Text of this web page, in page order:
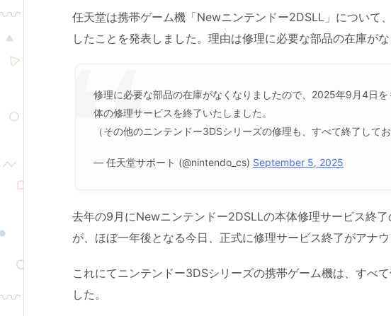
任天堂は携帯ゲーム機「Newニンテンドー2DSLL」について
したことを発表しました。理由は修理に必要な部品の在庫がな
修理に必要な部品の在庫がなくなりましたので、2025年9月4日
体の修理サービスを終了いたしました。
（その他のニンテンドー3DSシリーズの修理も、すべて終了して
— 任天堂サポート (@nintendo_cs) September 5, 2025
去年の9月にNewニンテンドー2DSLLの本体修理サービス終
が、ほぼ一年後となる今日、正式に修理サービス終了がアナウ
これにてニンテンドー3DSシリーズの携帯ゲーム機は、すべ
した。